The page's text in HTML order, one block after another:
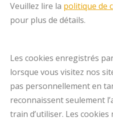
Veuillez lire la politique de
pour plus de détails.
Les cookies enregistrés
lorsque vous visitez nos
pas personnellement en
reconnaissent seulement
train d’utiliser. Les